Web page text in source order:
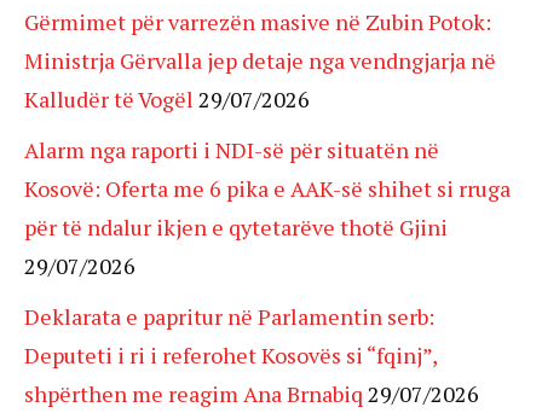
Gërmimet për varrezën masive në Zubin Potok:
Ministrja Gërvalla jep detaje nga vendngjarja në
Kalludër të Vogël 29/07/2026
Alarm nga raporti i NDI-së për situatën në
Kosovë: Oferta me 6 pika e AAK-së shihet si rruga
për të ndalur ikjen e qytetarëve thotë Gjini
29/07/2026
Deklarata e papritur në Parlamentin serb:
Deputeti i ri i referohet Kosovës si “fqinj”,
shpërthen me reagim Ana Brnabiq 29/07/2026